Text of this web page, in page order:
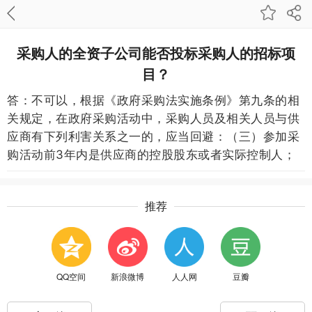
采购人的全资子公司能否投标采购人的招标项
目？
答：不可以，根据《政府采购法实施条例》第九条的相
关规定，在政府采购活动中，采购人员及相关人员与供
应商有下列利害关系之一的，应当回避：（三）参加采
购活动前3年内是供应商的控股股东或者实际控制人；
推荐
QQ空间 新浪微博 人人网 豆瓣